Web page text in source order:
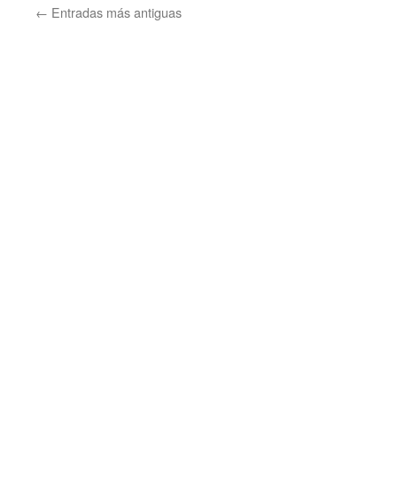
← Entradas más antiguas